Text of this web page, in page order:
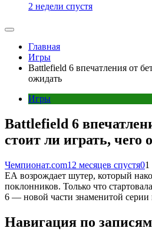
2 недели спустя
Главная
Игры
Battlefield 6 впечатления от
ожидать
Игры
Battlefield 6
стоит ли играть, чего
Чемпионат.com12 месяцев спустя0
ЕА возрождает шутер, который
поклонников. Только что
6 — новой части знаменитой серии
Навигация по записям